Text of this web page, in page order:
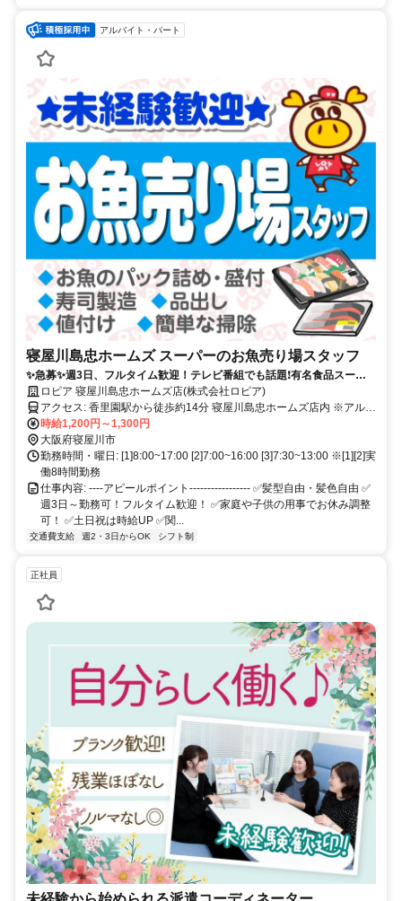
アルバイト・パート
寝屋川島忠ホームズ スーパーのお魚売り場スタッフ
✨急募✨週3日、フルタイム歓迎！テレビ番組でも話題❗︎有名食品スーパ
ーでスタッフ募集❗︎土日は時給UP❗︎
ロピア 寝屋川島忠ホームズ店(株式会社ロピア)
アクセス: 香里園駅から徒歩約14分 寝屋川島忠ホームズ店内 ※アル・
プラザ香里園さん、マルハン寝屋川店さんの近くにございます。
時給1,200円～1,300円
大阪府寝屋川市
勤務時間・曜日: [1]8:00~17:00 [2]7:00~16:00 [3]7:30~13:00 ※[1][2]実
働8時間勤務
仕事内容: ----アピールポイント----------------- ✅髪型自由・髪色自由 ✅️
週3日～勤務可！フルタイム歓迎！ ✅️家庭や子供の用事でお休み調整
可！ ✅️土日祝は時給UP ✅️関...
交通費支給 週2・3日からOK シフト制
正社員